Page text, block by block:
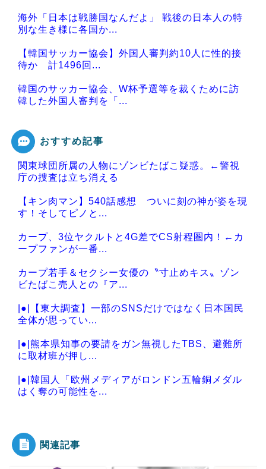
海外「日本は戦勝国なんだよ」 戦後の日本人の特
別な生き様に各国か...
【韓国サッカー協会】外国人審判約10人に性的接
待か 計1496回...
韓国のサッカー協会、W杯予選等を裁くために訪
韓した外国人審判を「...
Powered by livedoor 相互RSS
おすすめ記事
関東球団所属の人物にゾンビたばこ疑惑。←警視
庁の捜査は立ち消える
【キン肉マン】540話感想 ついに刻の神が姿を現
す！そしてピノと...
カープ、3位ヤクルトと4G差でCS射程圏内！←カ
ープファンが一番...
カープ若手＆セクシー女優の〝寸止めキス〟ゾン
ビたばこ売人との『ア...
|●|【東大調査】一部のSNSだけではなく日本国民
全体が思ってい...
|●|熊本県知事の要請をガン無視したTBS、避難所
に取材班が押し...
|●|韓国人「欧州メディアがロンドン五輪銅メダル
はく奪の可能性を...
関連記事